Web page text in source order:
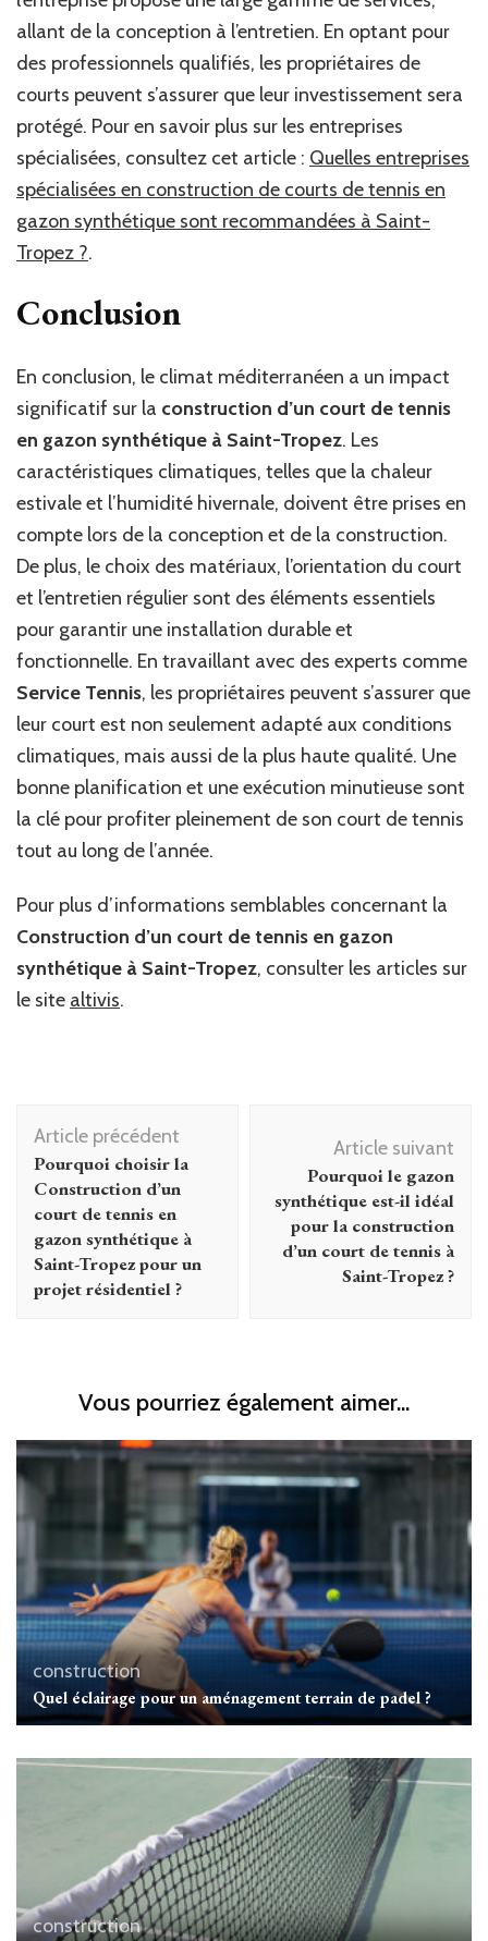
allant de la conception à l’entretien. En optant pour
des professionnels qualifiés, les propriétaires de
courts peuvent s’assurer que leur investissement sera
protégé. Pour en savoir plus sur les entreprises
spécialisées, consultez cet article : Quelles entreprises
spécialisées en construction de courts de tennis en
gazon synthétique sont recommandées à Saint-
Tropez ?.
Conclusion
En conclusion, le climat méditerranéen a un impact
significatif sur la construction d’un court de tennis
en gazon synthétique à Saint-Tropez. Les
caractéristiques climatiques, telles que la chaleur
estivale et l’humidité hivernale, doivent être prises en
compte lors de la conception et de la construction.
De plus, le choix des matériaux, l’orientation du court
et l’entretien régulier sont des éléments essentiels
pour garantir une installation durable et
fonctionnelle. En travaillant avec des experts comme
Service Tennis, les propriétaires peuvent s’assurer que
leur court est non seulement adapté aux conditions
climatiques, mais aussi de la plus haute qualité. Une
bonne planification et une exécution minutieuse sont
la clé pour profiter pleinement de son court de tennis
tout au long de l’année.
Pour plus d’informations semblables concernant la
Construction d’un court de tennis en gazon
synthétique à Saint-Tropez, consulter les articles sur
le site altivis.
Navigation
d'article
Article précédent
Pourquoi choisir la
Construction d’un
court de tennis en
gazon synthétique à
Saint-Tropez pour un
projet résidentiel ?
Article suivant
Pourquoi le gazon
synthétique est-il idéal
pour la construction
d’un court de tennis à
Saint-Tropez ?
Vous pourriez également aimer...
construction
Quel éclairage pour un aménagement terrain de padel ?
construction